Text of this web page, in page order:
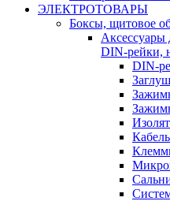
ЭЛЕКТРОТОВАРЫ
Боксы, щитовое
DIN-рейки,
DIN-